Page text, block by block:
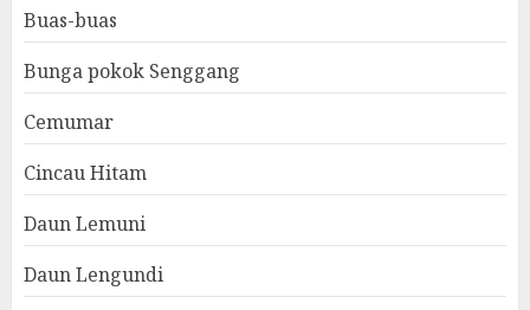
Buas-buas
Bunga pokok Senggang
Cemumar
Cincau Hitam
Daun Lemuni
Daun Lengundi